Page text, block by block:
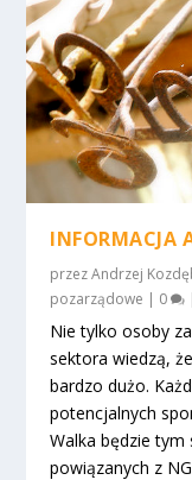
INFORMACJA
przezAndrzej
pozarządowe | 0
Nie tylko osoby
sektora wiedzą,
bardzo dużo.
potencjalnych
Walka będzie
powiązanych z